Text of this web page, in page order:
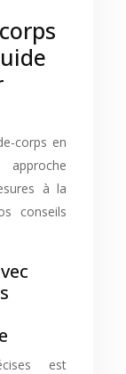
corps en
à la
conseils
est